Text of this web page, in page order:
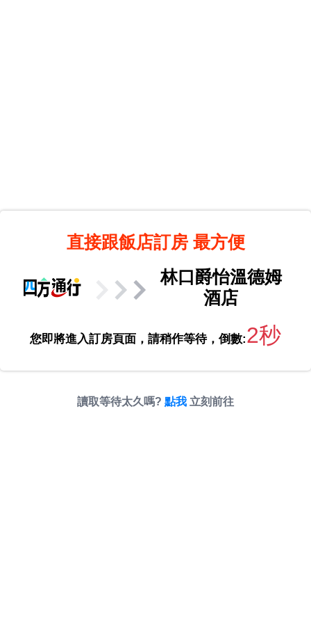
直接跟飯店訂房 最方便
林口爵怡溫德姆
酒店
您即將進入訂房頁面，請稍作等待，倒數:2秒
讀取等待太久嗎? 點我 立刻前往